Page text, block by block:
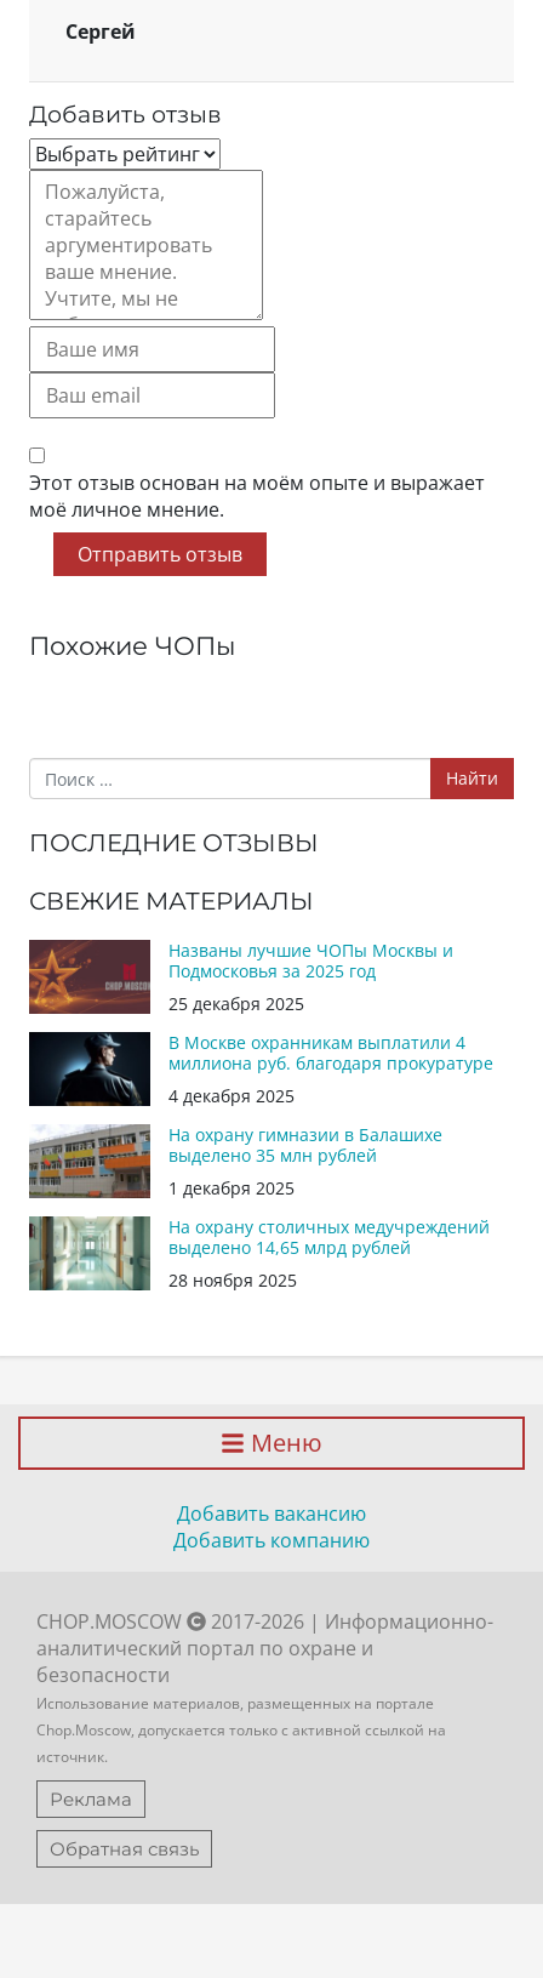
Сергей
Добавить отзыв
Этот отзыв основан на моём опыте и выражает
моё личное мнение.
Отправить отзыв
Похожие ЧОПы
Найти
ПОСЛЕДНИЕ ОТЗЫВЫ
СВЕЖИЕ МАТЕРИАЛЫ
Названы лучшие ЧОПы Москвы и
Подмосковья за 2025 год
25 декабря 2025
В Москве охранникам выплатили 4
миллиона руб. благодаря прокуратуре
4 декабря 2025
На охрану гимназии в Балашихе
выделено 35 млн рублей
1 декабря 2025
На охрану столичных медучреждений
выделено 14,65 млрд рублей
28 ноября 2025
Меню
Добавить вакансию
Добавить компанию
CHOP.MOSCOW
2017-2026 | Информационно-
аналитический портал по охране и
безопасности
Использование материалов, размещенных на портале
Chop.Moscow, допускается только с активной ссылкой на
источник.
Реклама
Обратная связь